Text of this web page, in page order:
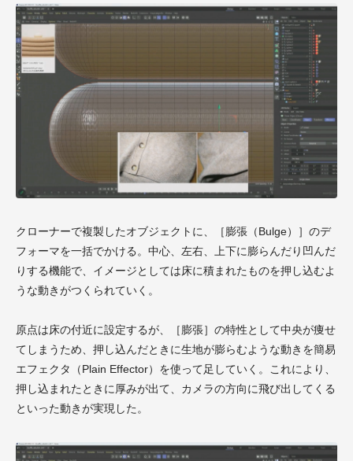
クローナーで複製したオブジェクトに、［膨張（Bulge）］のデ
フォーマを一括でかける。中心、左右、上下に膨らんだり凹んだ
りする機能で、イメージとしては床に積まれたものを押し込むよ
うな動きがつくられていく。
原点は床の付近に設定するが、［膨張］の特性として中央が痩せ
てしまうため、押し込んだときに生地が膨らむような動きを簡易
エフェクタ（Plain Effector）を使って足していく。これにより、
押し込まれたときに厚みが出て、カメラの方向に飛び出してくる
といった動きが実現した。